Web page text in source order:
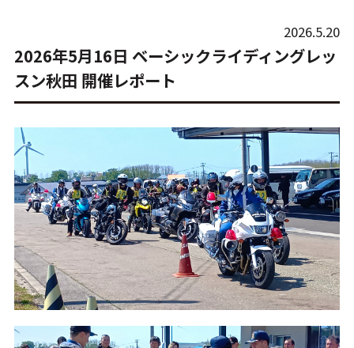
2026.5.20
2026年5月16日 ベーシックライディングレッ
スン秋田 開催レポート